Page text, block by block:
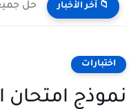
📁 آخر الأخبار
اختبارات
نموذج امتحان